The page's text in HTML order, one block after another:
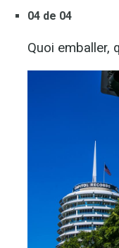
04 de 04
Quoi emballer,